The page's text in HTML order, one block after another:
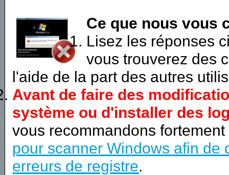
Ce que nous vous
Lisez les réponses
vous trouverez des
l'aide de la part des autres
Avant de faire des
système ou d'installer des
vous recommandons
pour scanner Windows afin de
erreurs de registre.